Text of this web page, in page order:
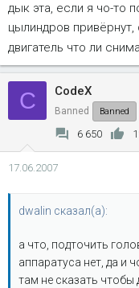
дык эта, если я чо-то
цылиндров
двигатель что ли
C CodeX
Banned Banned
6 650
17.06.2007
dwalin сказал(а):
а что, подточить
аппаратуса нет, да и
там не сказать чтобы